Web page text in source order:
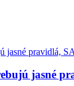
jasné